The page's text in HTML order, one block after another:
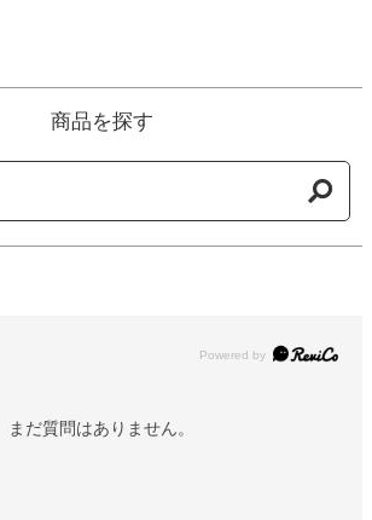
商品を探す
Powered by
まだ質問はありません。